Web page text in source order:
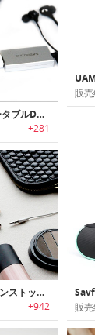
ENCORE mDSD｜ポータブルDAC&ヘッドフォンアンプ「アンコール mDSD」
+281
販売
Auxillite｜充電中にノンストップで音楽を楽しめるスリムデザインアダプター「オーキシーライト」
+942 販売